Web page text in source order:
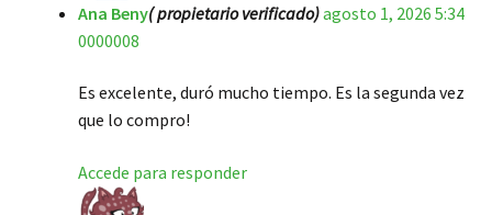
Ana Beny( propietario verificado)agosto 1, 2026 5:34
0000008
Es excelente, duró mucho tiempo. Es la segunda vez
que lo compro!
Accede para responder